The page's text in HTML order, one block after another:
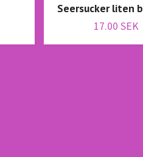
Seersucker liten
17.00 SEK